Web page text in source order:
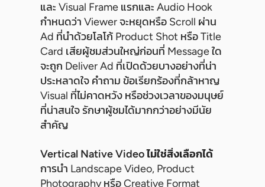
และ Visual Frame แรกและ Audio Hook
กำหนดว่า Viewer จะหยุดหรือ Scroll ผ่าน
Ad ที่นำด้วยโลโก้ Product Shot หรือ Title
Card เสียผู้ชมส่วนใหญ่ก่อนที่ Message ใด
จะถูก Deliver Ad ที่เปิดด้วยบางอย่างที่น่า
ประหลาดใจ คำถาม ข้อเรียกร้องที่กล้าหาญ
Visual ที่ไม่คาดหวัง หรือช่วงเวลาของมนุษย์
ที่น่าสนใจ รักษาผู้ชมได้มากกว่าอย่างมีนัย
สำคัญ
Vertical Native Video ไม่ใช่สิ่งเลือกได้
การนำ Landscape Video, Product
Photography หรือ Creative Format